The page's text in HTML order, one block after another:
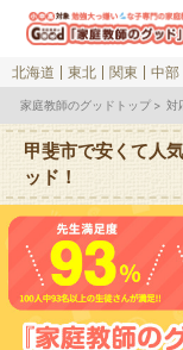
北海道 東北 関東 中部
家庭教師のグッドトップ 対
甲斐市で安くて人
ッド！